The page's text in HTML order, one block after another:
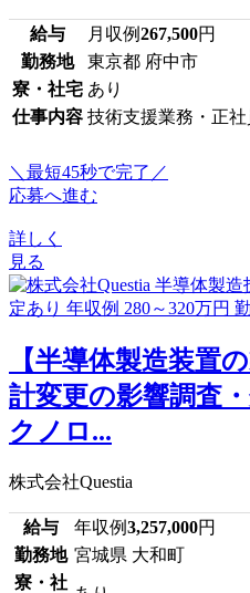
給与 月収例267,500円
勤務地
東京都 府中市
寮・社宅 あり
仕事内容 技術支援業務・正社
＼最短45秒で完了／
応募へ進む
詳しく
見る
【半導体製造装置
計変更の影響調査
クノロ...
株式会社Questia
給与 年収例3,257,000円
勤務地 宮城県 大和町
寮・社